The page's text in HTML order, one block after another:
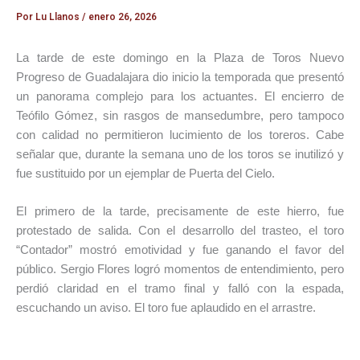
Por Lu Llanos / enero 26, 2026
La tarde de este domingo en la Plaza de Toros Nuevo
Progreso de Guadalajara dio inicio la temporada que presentó
un panorama complejo para los actuantes. El encierro de
Teófilo Gómez, sin rasgos de mansedumbre, pero tampoco
con calidad no permitieron lucimiento de los toreros. Cabe
señalar que, durante la semana uno de los toros se inutilizó y
fue sustituido por un ejemplar de Puerta del Cielo.
El primero de la tarde, precisamente de este hierro, fue
protestado de salida. Con el desarrollo del trasteo, el toro
“Contador” mostró emotividad y fue ganando el favor del
público. Sergio Flores logró momentos de entendimiento, pero
perdió claridad en el tramo final y falló con la espada,
escuchando un aviso. El toro fue aplaudido en el arrastre.